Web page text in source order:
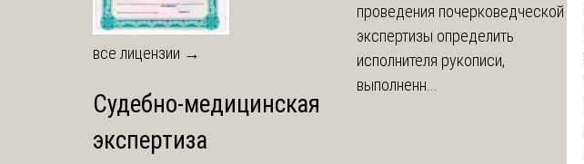
все лицензии →
Судебно-медицинская
экспертиза
проведения почерковедческой
экспертизы определить
исполнителя рукописи,
выполненн...